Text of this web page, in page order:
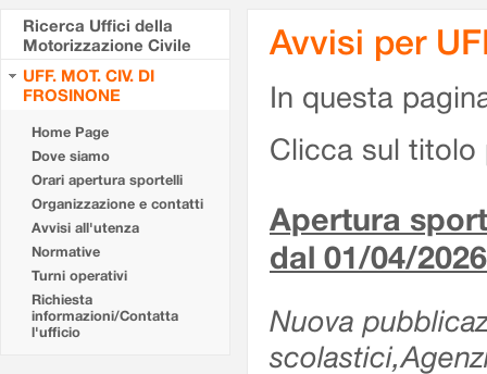
Ricerca Uffici della
Motorizzazione Civile
UFF. MOT. CIV. DI
FROSINONE
Home Page
Dove siamo
Orari apertura sportelli
Organizzazione e contatti
Avvisi all'utenza
Normative
Turni operativi
Richiesta
informazioni/Contatta
l'ufficio
Avvisi per
In questa
Clicca sul titolo
Apertura
dal 01/04/2026
Nuova